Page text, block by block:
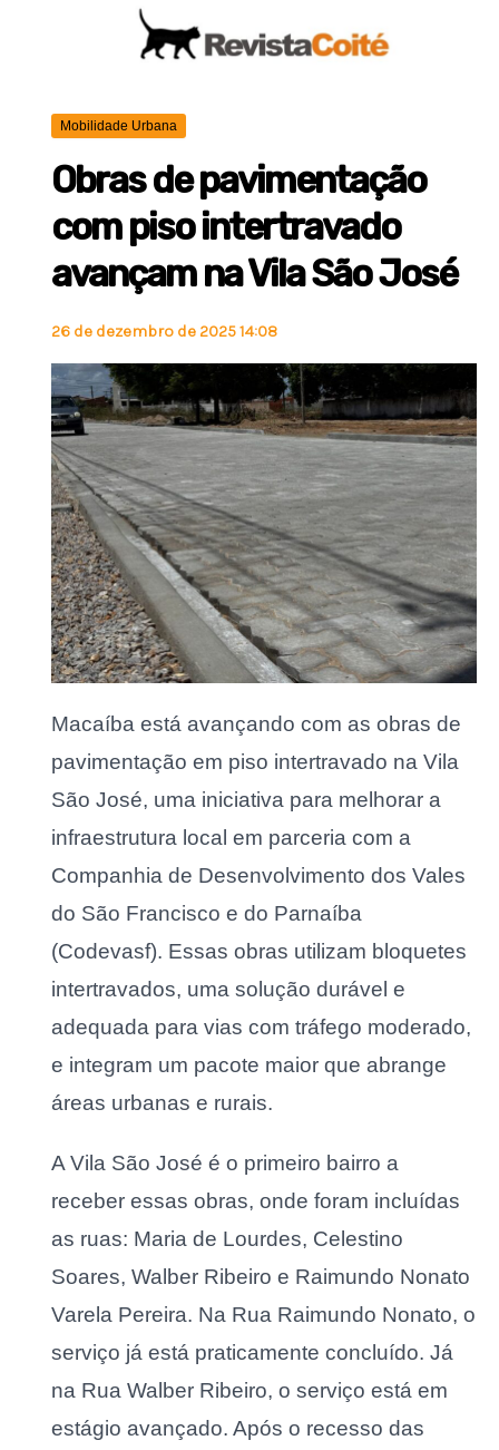
Mobilidade Urbana
Obras de pavimentação
com piso intertravado
avançam na Vila São José
26 de dezembro de 2025 14:08
Macaíba está avançando com as obras de
pavimentação em piso intertravado na Vila
São José, uma iniciativa para melhorar a
infraestrutura local em parceria com a
Companhia de Desenvolvimento dos Vales
do São Francisco e do Parnaíba
(Codevasf). Essas obras utilizam bloquetes
intertravados, uma solução durável e
adequada para vias com tráfego moderado,
e integram um pacote maior que abrange
áreas urbanas e rurais.
A Vila São José é o primeiro bairro a
receber essas obras, onde foram incluídas
as ruas: Maria de Lourdes, Celestino
Soares, Walber Ribeiro e Raimundo Nonato
Varela Pereira. Na Rua Raimundo Nonato, o
serviço já está praticamente concluído. Já
na Rua Walber Ribeiro, o serviço está em
estágio avançado. Após o recesso das